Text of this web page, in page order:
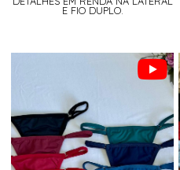
E FIO DUPLO.